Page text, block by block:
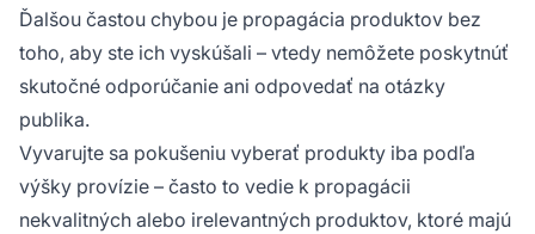
Ďalšou častou chybou je propagácia produktov bez
toho, aby ste ich vyskúšali – vtedy nemôžete poskytnúť
skutočné odporúčanie ani odpovedať na otázky
publika.
Vyvarujte sa pokušeniu vyberať produkty iba podľa
výšky provízie – často to vedie k propagácii
nekvalitných alebo irelevantných produktov, ktoré majú